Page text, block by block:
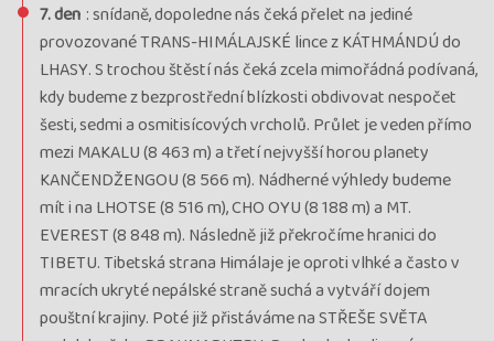
7. den : snídaně, dopoledne nás čeká přelet na jediné
provozované TRANS-HIMÁLAJSKÉ lince z KÁTHMÁNDÚ do
LHASY. S trochou štěstí nás čeká zcela mimořádná podívaná,
kdy budeme z bezprostřední blízkosti obdivovat nespočet
šesti, sedmi a osmitisícových vrcholů. Průlet je veden přímo
mezi MAKALU (8 463 m) a třetí nejvyšší horou planety
KANČENDŽENGOU (8 566 m). Nádherné výhledy budeme
mít i na LHOTSE (8 516 m), CHO OYU (8 188 m) a MT.
EVEREST (8 848 m). Následně již překročíme hranici do
TIBETU. Tibetská strana Himálaje je oproti vlhké a často v
mracích ukryté nepálské straně suchá a vytváří dojem
pouštní krajiny. Poté již přistáváme na STŘEŠE SVĚTA